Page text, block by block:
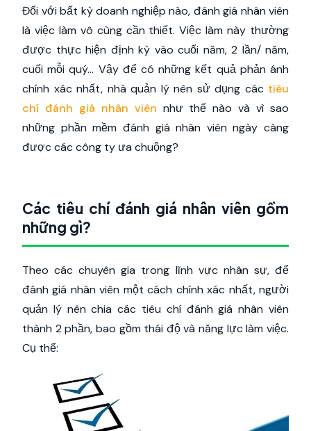
Đối với bất kỳ doanh nghiệp nào, đánh giá nhân viên
là việc làm vô cùng cần thiết. Việc làm này thường
được thực hiện định kỳ vào cuối năm, 2 lần/ năm,
cuối mỗi quý… Vậy để có những kết quả phản ánh
chính xác nhất, nhà quản lý nên sử dụng các tiêu
chí đánh giá nhân viên như thế nào và vì sao
những phần mềm đánh giá nhân viên ngày càng
được các công ty ưa chuộng?
Các tiêu chí đánh giá nhân viên gồm
những gì?
Theo các chuyên gia trong lĩnh vực nhân sự, để
đánh giá nhân viên một cách chính xác nhất, người
quản lý nên chia các tiêu chí đánh giá nhân viên
thành 2 phần, bao gồm thái độ và năng lực làm việc.
Cụ thể: